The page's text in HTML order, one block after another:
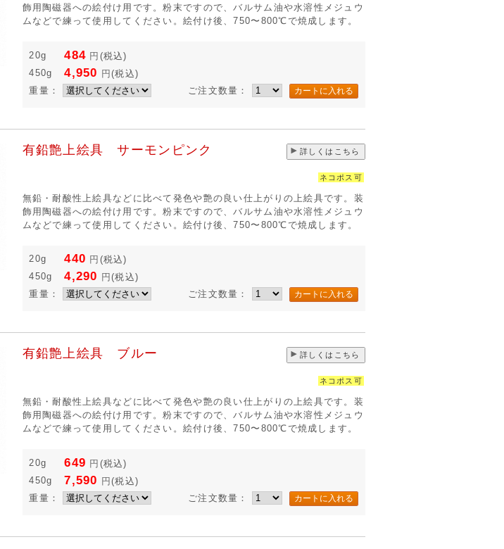
飾用陶磁器への絵付け用です。粉末ですので、バルサム油や水溶性メジュウ
ムなどで練って使用してください。絵付け後、750〜800℃で焼成します。
20g 484 円 (税込)
450g
4,950 円(税込)
重量：
ご注文数量：
有鉛艶上絵具 サーモンピンク 詳しくはこちら
ネコポス可
無鉛・耐酸性上絵具などに比べて発色や艶の良い仕上がりの上絵具です。装
飾用陶磁器への絵付け用です。粉末ですので、バルサム油や水溶性メジュウ
ムなどで練って使用してください。絵付け後、750〜800℃で焼成します。
20g 440 円 (税込)
450g
4,290 円(税込)
重量：
ご注文数量：
有鉛艶上絵具 ブルー 詳しくはこちら
ネコポス可
無鉛・耐酸性上絵具などに比べて発色や艶の良い仕上がりの上絵具です。装
飾用陶磁器への絵付け用です。粉末ですので、バルサム油や水溶性メジュウ
ムなどで練って使用してください。絵付け後、750〜800℃で焼成します。
20g 649 円 (税込)
450g
7,590 円(税込)
重量：
ご注文数量：